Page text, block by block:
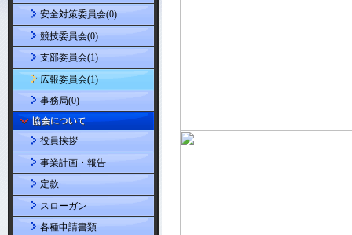
安全対策委員会(0)
競技委員会(0)
支部委員会(1)
広報委員会(1)
事務局(0)
役員挨拶
事業計画・報告
定款
スローガン
各種申請書類